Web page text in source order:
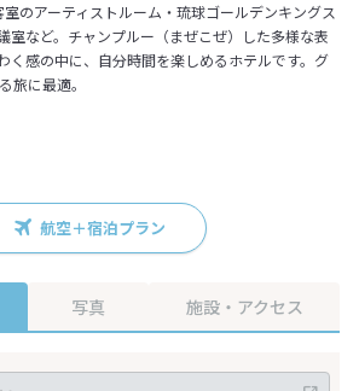
のアーティストルーム・琉球ゴールデンキングス
室など。チャンプルー（まぜこぜ）した多様な表
く感の中に、自分時間を楽しめるホテルです。グ
旅に最適。
航空＋宿泊プラン
写真 施設・アクセス